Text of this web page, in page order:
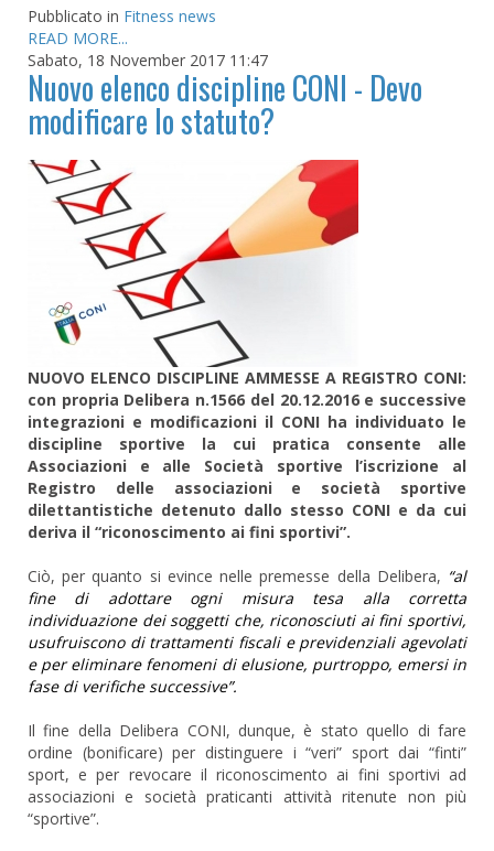
Pubblicato in Fitness news
READ MORE...
Sabato, 18 November 2017 11:47
Nuovo elenco discipline CONI - Devo
modificare lo statuto?
NUOVO ELENCO DISCIPLINE AMMESSE A REGISTRO CONI:
con propria Delibera n.1566 del 20.12.2016 e successive
integrazioni e modificazioni il CONI ha individuato le
discipline sportive la cui pratica consente alle
Associazioni e alle Società sportive l’iscrizione al
Registro delle associazioni e società sportive
dilettantistiche detenuto dallo stesso CONI e da cui
deriva il “riconoscimento ai fini sportivi”.
Ciò, per quanto si evince nelle premesse della Delibera, “al
fine di adottare ogni misura tesa alla corretta
individuazione dei soggetti che, riconosciuti ai fini sportivi,
usufruiscono di trattamenti fiscali e previdenziali agevolati
e per eliminare fenomeni di elusione, purtroppo, emersi in
fase di verifiche successive”.
Il fine della Delibera CONI, dunque, è stato quello di fare
ordine (bonificare) per distinguere i “veri” sport dai “finti”
sport, e per revocare il riconoscimento ai fini sportivi ad
associazioni e società praticanti attività ritenute non più
“sportive”.